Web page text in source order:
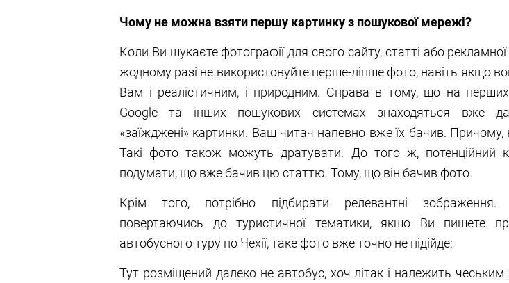
Чому не можна взяти першу картинку з пошукової мережі?
Коли Ви шукаєте фотографії для свого сайту, статті або рекламної
жодному разі не використовуйте перше-ліпше фото, навіть якщо
Вам і реалістичним, і природним. Справа в тому, що на
Google та інших пошукових системах знаходяться вже
«заїжджені» картинки. Ваш читач напевно вже їх бачив. Причому,
Такі фото також можуть дратувати. До того ж, потенційний
подумати, що вже бачив цю статтю. Тому, що він бачив фото.
Крім того, потрібно підбирати релевантні зображення.
повертаючись до туристичної тематики, якщо Ви пишете
автобусного туру по Чехії, таке фото вже точно не підійде:
Тут розміщений далеко не автобус, хоч літак і належить чеським